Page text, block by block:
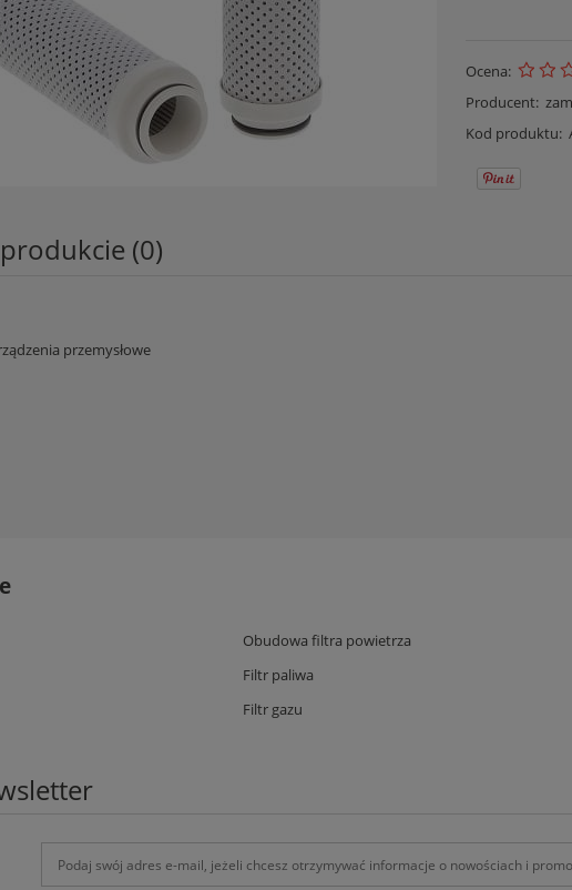
Ocena:
Producent:
Kod produktu:
(0)
przemysłowe
Obudowa filtra powietrza
Filtr paliwa
Filtr gazu